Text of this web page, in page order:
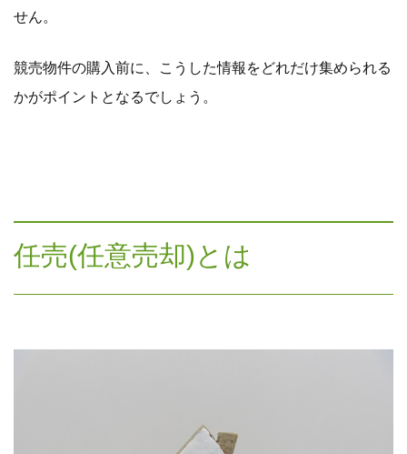
せん。
競売物件の購入前に、こうした情報をどれだけ集められる
かがポイントとなるでしょう。
任売(任意売却)とは